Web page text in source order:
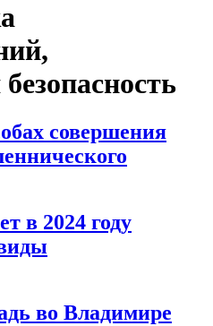
совершения
в 2024 году
во Владимире